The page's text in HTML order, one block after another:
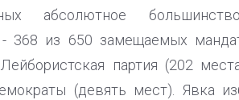
абсолютное
- 368 из 650 замещаемых
партия (202
(девять мест). Явка